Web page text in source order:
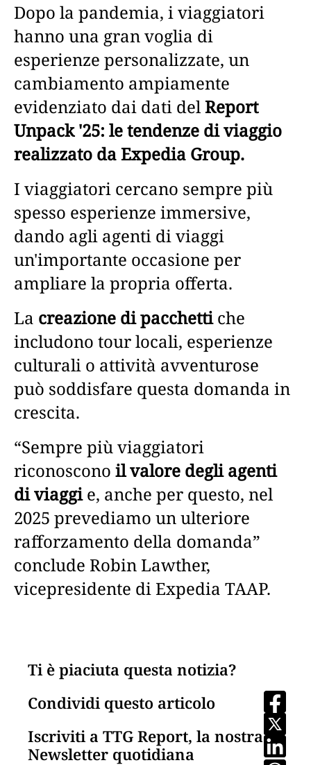
Dopo la pandemia, i viaggiatori
hanno una gran voglia di
esperienze personalizzate, un
cambiamento ampiamente
evidenziato dai dati delReport
Unpack '25: le tendenze di viaggio
realizzato da Expedia Group.
I viaggiatori cercano sempre più
spesso esperienze immersive,
dando agli agenti di viaggi
un'importante occasione per
ampliare la propria offerta.
La creazione di pacchettiche
includono tour locali, esperienze
culturali o attività avventurose
può soddisfare questa domanda in
crescita.
“Sempre più viaggiatori
riconoscono il valore degli agenti
di viaggie, anche per questo, nel
2025 prevediamo un ulteriore
rafforzamento della domanda”
conclude Robin Lawther,
vicepresidente di Expedia TAAP.
Ti è piaciuta questa notizia?
Condividi questo articolo
Iscriviti a TTG Report, la nostra
Newsletter quotidiana